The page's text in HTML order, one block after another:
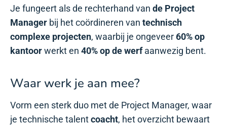
Je fungeert als de rechterhand van de Project
Manager bij het coördineren van technisch
complexe projecten, waarbij je ongeveer 60% op
kantoor werkt en 40% op de werfaanwezig bent.
Waar werk je aan mee?
Vorm een sterk duo met de Project Manager, waar
je technische talent coacht, het overzicht bewaart